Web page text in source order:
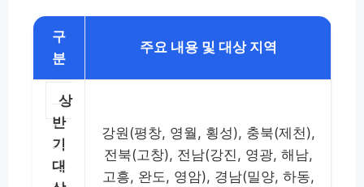
구
분
주요 내용 및 대상 지역
상
반
기
대
강원(평창, 영월, 횡성), 충북(제천),
전북(고창), 전남(강진, 영광, 해남,
고흥, 완도, 영암), 경남(밀양, 하동,